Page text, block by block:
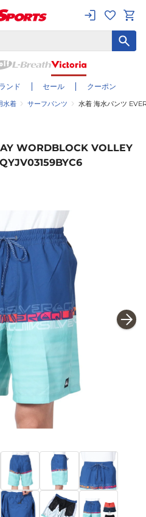
ンド セール クーポン
水着 サーフパンツ 水着 海水パンツ
WORDBLOCK VOLLEY